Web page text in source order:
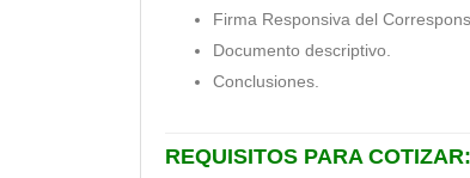
Firma Responsiva del
Documento descriptivo.
Conclusiones.
REQUISITOS PARA COTIZAR: